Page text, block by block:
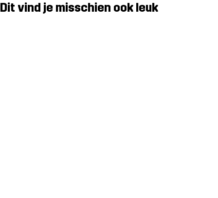
Dit vind je misschien ook leuk